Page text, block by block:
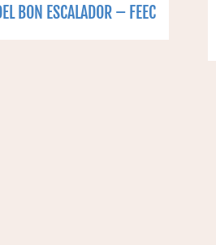
BON ESCALADOR – FEEC